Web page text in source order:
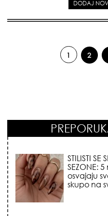
DODAJ
1 2
STILISTI SE
SEZONE:
osvajaju
skupo na